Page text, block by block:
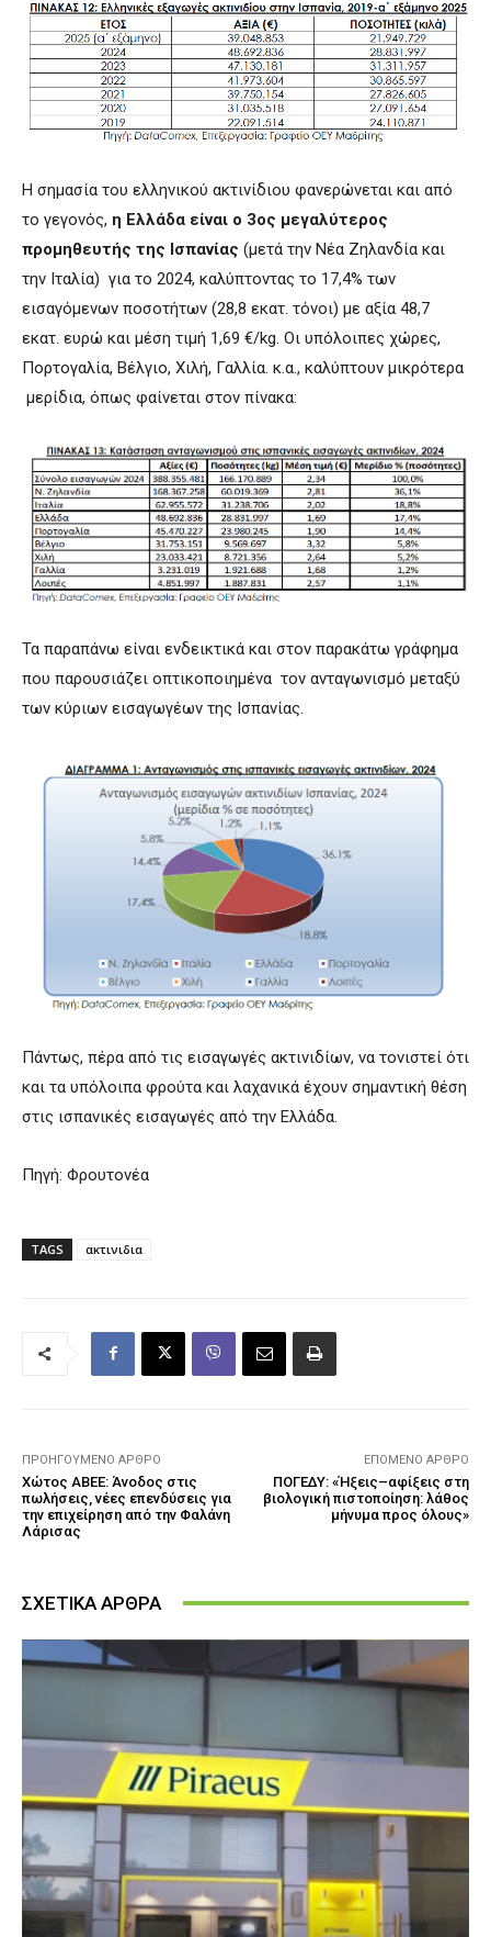
Η σημασία του ελληνικού ακτινίδιου φανερώνεται και από
το γεγονός, η Ελλάδα είναι ο 3ος μεγαλύτερος
προμηθευτής της Ισπανίας (μετά την Νέα Ζηλανδία και
την Ιταλία) για το 2024, καλύπτοντας το 17,4% των
εισαγόμενων ποσοτήτων (28,8 εκατ. τόνοι) με αξία 48,7
εκατ. ευρώ και μέση τιμή 1,69 €/kg. Οι υπόλοιπες χώρες,
Πορτογαλία, Βέλγιο, Χιλή, Γαλλία. κ.α., καλύπτουν μικρότερα
μερίδια, όπως φαίνεται στον πίνακα:
Τα παραπάνω είναι ενδεικτικά και στον παρακάτω γράφημα
που παρουσιάζει οπτικοποιημένα τον ανταγωνισμό μεταξύ
των κύριων εισαγωγέων της Ισπανίας.
Πάντως, πέρα από τις εισαγωγές ακτινιδίων, να τονιστεί ότι
και τα υπόλοιπα φρούτα και λαχανικά έχουν σημαντική θέση
στις ισπανικές εισαγωγές από την Ελλάδα.
Πηγή: Φρουτονέα
TAGS ακτινιδια
ΠΡΟΗΓΟΎΜΕΝΟ ΆΡΘΡΟ
Χώτος ΑΒΕΕ: Άνοδος στις
πωλήσεις, νέες επενδύσεις για
την επιχείρηση από την Φαλάνη
Λάρισας
ΕΠΌΜΕΝΟ ΆΡΘΡΟ
ΠΟΓΕΔΥ: «Ήξεις–αφίξεις στη
βιολογική πιστοποίηση: λάθος
μήνυμα προς όλους»
ΣΧΕΤΙΚΑ ΑΡΘΡΑ